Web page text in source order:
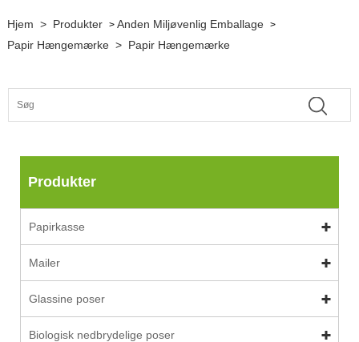
Hjem > Produkter > Anden Miljøvenlig Emballage >
Papir Hængemærke > Papir Hængemærke
Produkter
Papirkasse
Mailer
Glassine poser
Biologisk nedbrydelige poser